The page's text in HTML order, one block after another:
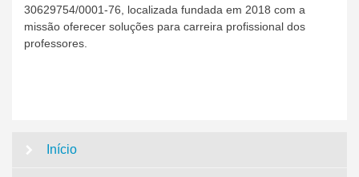
30629754/0001-76, localizada fundada em 2018 com a
missão oferecer soluções para carreira profissional dos
professores.
Início